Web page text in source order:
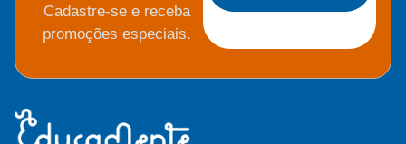
Cadastre-se e receba
promoções especiais.